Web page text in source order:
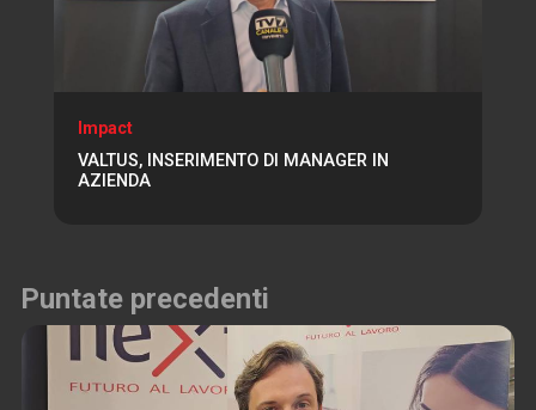
Impact
VALTUS, INSERIMENTO DI MANAGER IN
AZIENDA
Puntate precedenti